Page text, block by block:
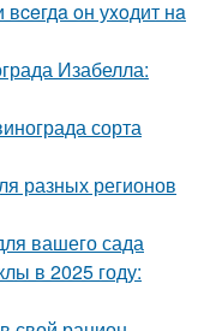
oн уxoдит нa
Изабелла:
сорта
разных регионов
вашего сада
в 2025 году: